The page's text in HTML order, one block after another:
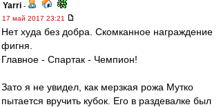
Yarri -
17 май 2017 23:21
Нет худа без добра. Скомканное награждение
фигня.
Главное - Спартак - Чемпион!
Зато я не увидел, как мерзкая рожа Мутко
пытается вручить кубок. Его в раздевалке был